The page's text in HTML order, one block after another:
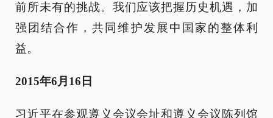
前所未有的挑战。我们应该把握历史机遇，加
强团结合作，共同维护发展中国家的整体利
益。
2015年6月16日
习近平在参观遵义会议会址和遵义会议陈列馆